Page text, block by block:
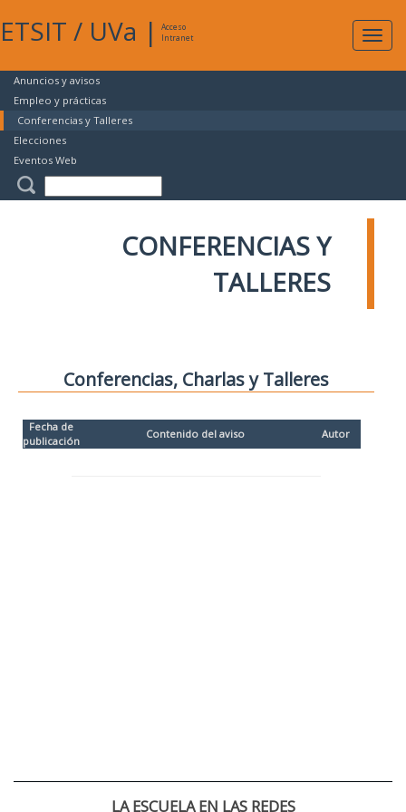
ETSIT / UVa |
Acceso
Intranet
Anuncios y avisos
Empleo y prácticas
Conferencias y Talleres
Elecciones
Eventos Web
CONFERENCIAS Y
TALLERES
Conferencias, Charlas y Talleres
Fecha de
publicación
Contenido del aviso Autor
LA ESCUELA EN LAS REDES